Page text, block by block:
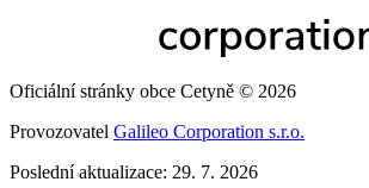
Oficiální stránky obce Cetyně © 2026
Provozovatel Galileo Corporation s.r.o.
Poslední aktualizace: 29. 7. 2026